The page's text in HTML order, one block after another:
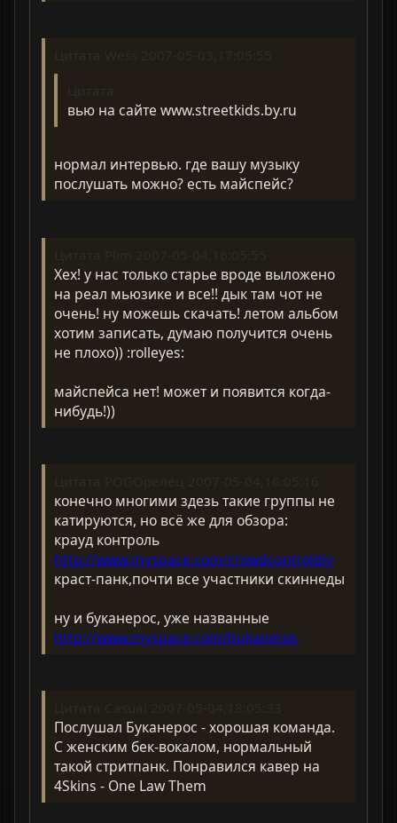
вью на сайте www.streetkids.by.ru
нормал интервью. где вашу музыку
послушать можно? есть майспейс?
Хех! у нас только старье вроде выложено
на реал мьюзике и все!! дык там чот не
очень! ну можешь скачать! летом альбом
хотим записать, думаю получится очень
не плохо)) :rolleyes:
майспейса нет! может и появится когда-
нибудь!))
конечно многими здезь такие группы не
катируются, но всё же для обзора:
крауд контроль
http://www.myspace.com/crowdcontroldiy
краст-панк,почти все участники скиннеды
ну и буканерос, уже названные
http://www.myspace.com/bukaneros
Послушал Буканерос - хорошая команда.
С женским бек-вокалом, нормальный
такой стритпанк. Понравился кавер на
4Skins - One Law Them